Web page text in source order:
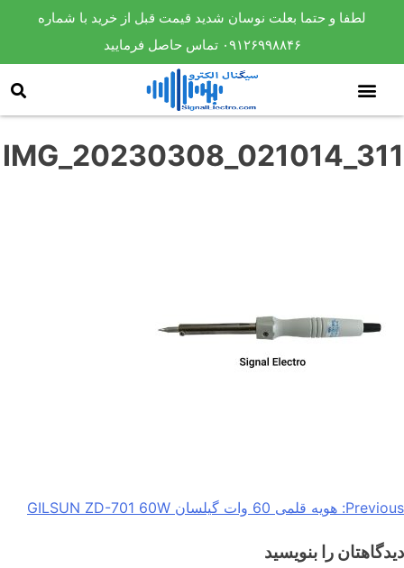
لطفا و حتما بعلت نوسان شدید قیمت قبل از خرید با شماره
۰۹۱۲۶۹۹۸۸۴۶ تماس حاصل فرمایید
IMG_20230308_021014_311
Previous: هویه قلمی 60 وات گیلسان GILSUN ZD-701 60W
دیدگاهتان را بنویسید